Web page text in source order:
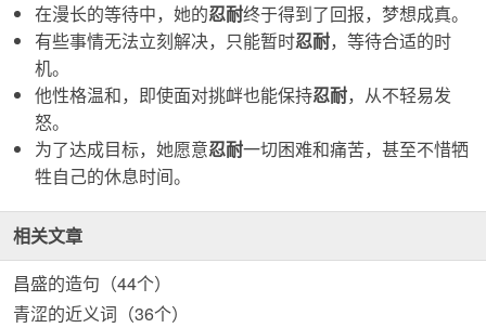
在漫长的等待中，她的忍耐终于得到了回报，梦想成真。
有些事情无法立刻解决，只能暂时忍耐，等待合适的时
机。
他性格温和，即使面对挑衅也能保持忍耐，从不轻易发
怒。
为了达成目标，她愿意忍耐一切困难和痛苦，甚至不惜牺
牲自己的休息时间。
相关文章
昌盛的造句（44个）
青涩的近义词（36个）